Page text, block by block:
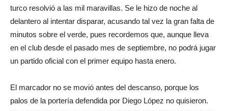
turco resolvió a las mil maravillas. Se le hizo de noche al
delantero al intentar disparar, acusando tal vez la gran falta de
minutos sobre el verde, pues recordemos que, aunque lleva
en el club desde el pasado mes de septiembre, no podrá jugar
un partido oficial con el primer equipo hasta enero.
El marcador no se movió antes del descanso, porque los
palos de la portería defendida por Diego López no quisieron.